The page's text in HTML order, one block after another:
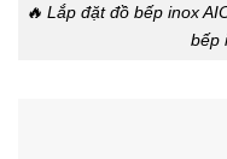
🔥 Lắp đặt đồ bếp inox
bếp